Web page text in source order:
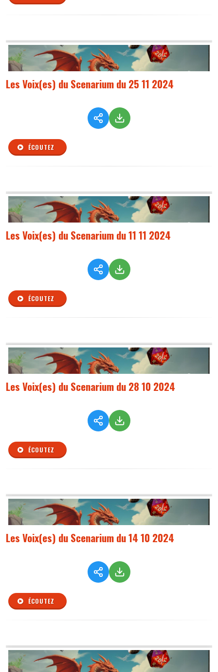
Les Voix(es) du Scenarium du 25 11 2024
ÉCOUTEZ
Les Voix(es) du Scenarium du 11 11 2024
ÉCOUTEZ
Les Voix(es) du Scenarium du 28 10 2024
ÉCOUTEZ
Les Voix(es) du Scenarium du 14 10 2024
ÉCOUTEZ